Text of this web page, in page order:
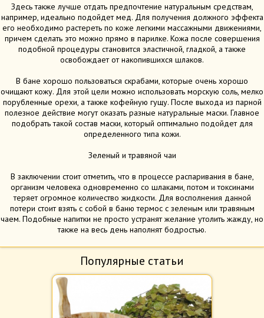
Здесь также лучше отдать предпочтение натуральным средствам,
например, идеально подойдет мед. Для получения должного эффекта
его необходимо растереть по коже легкими массажными движениями,
причем сделать это можно прямо в парилке. Кожа после совершения
подобной процедуры становится эластичной, гладкой, а также
освобождает от накопившихся шлаков.
В бане хорошо пользоваться скрабами, которые очень хорошо
очищают кожу. Для этой цели можно использовать морскую соль, мелко
порубленные орехи, а также кофейную гущу. После выхода из парной
полезное действие могут оказать разные натуральные маски. Главное
подобрать такой состав маски, который оптимально подойдет для
определенного типа кожи.
Зеленый и травяной чаи
В заключении стоит отметить, что в процессе распаривания в бане,
организм человека одновременно со шлаками, потом и токсинами
теряет огромное количество жидкости. Для восполнения данной
потери стоит взять с собой в баню термос с зеленым или травяным
чаем. Подобные напитки не просто устранят желание утолить жажду, но
также на весь день наполнят бодростью.
Популярные статьи